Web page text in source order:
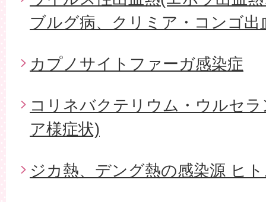
ブルグ病、クリミア・コンゴ出
カプノサイトファーガ感染症
コリネバクテリウム・ウルセ
ア様症状)
ジカ熱、デング熱の感染源 ヒ